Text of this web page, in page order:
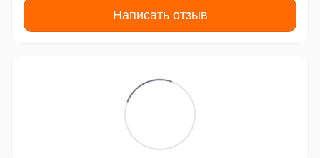
Написать отзыв